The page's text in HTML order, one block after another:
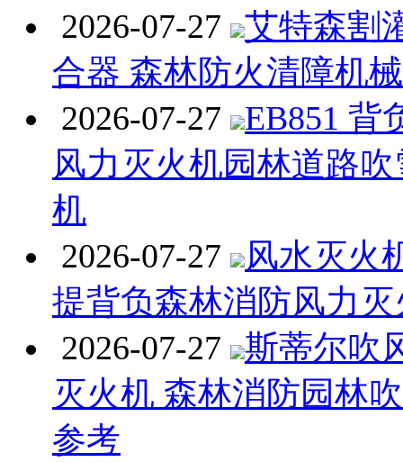
2026-07-27
艾特森割
合器 森林防火清障机
2026-07-27
EB851 背
风力灭火机园林道路
机
2026-07-27
风水灭火
提背负森林消防风力
2026-07-27
斯蒂尔吹
灭火机 森林消防园林
参考